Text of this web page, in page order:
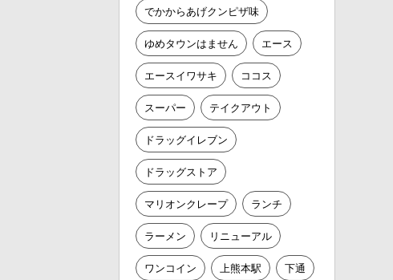
でかからあげクンピザ味
ゆめタウンはません エース
エースイワサキ ココス
スーパー テイクアウト
ドラッグイレブン
ドラッグストア
マリオンクレープ ランチ
ラーメン リニューアル
ワンコイン 上熊本駅 下通